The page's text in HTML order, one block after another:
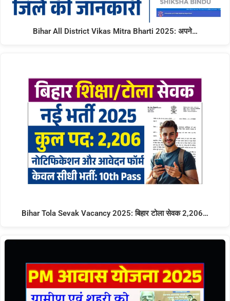
Bihar All District Vikas Mitra Bharti 2025: अपने…
Bihar Tola Sevak Vacancy 2025: बिहार टोला सेवक 2,206…